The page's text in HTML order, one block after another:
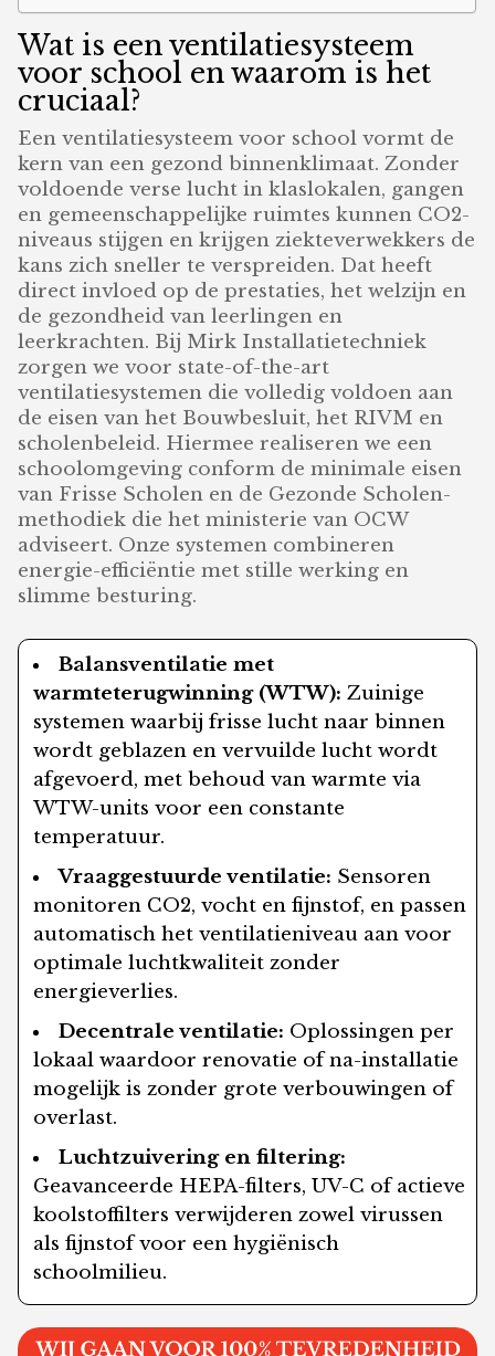
Wat is een ventilatiesysteem
voor school en waarom is het
cruciaal?
Een ventilatiesysteem voor school vormt de
kern van een gezond binnenklimaat. Zonder
voldoende verse lucht in klaslokalen, gangen
en gemeenschappelijke ruimtes kunnen CO2-
niveaus stijgen en krijgen ziekteverwekkers de
kans zich sneller te verspreiden. Dat heeft
direct invloed op de prestaties, het welzijn en
de gezondheid van leerlingen en
leerkrachten. Bij Mirk Installatietechniek
zorgen we voor state-of-the-art
ventilatiesystemen die volledig voldoen aan
de eisen van het Bouwbesluit, het RIVM en
scholenbeleid. Hiermee realiseren we een
schoolomgeving conform de minimale eisen
van Frisse Scholen en de Gezonde Scholen-
methodiek die het ministerie van OCW
adviseert. Onze systemen combineren
energie-efficiëntie met stille werking en
slimme besturing.
Balansventilatie met
warmteterugwinning (WTW): Zuinige
systemen waarbij frisse lucht naar binnen
wordt geblazen en vervuilde lucht wordt
afgevoerd, met behoud van warmte via
WTW-units voor een constante
temperatuur.
Vraaggestuurde ventilatie: Sensoren
monitoren CO2, vocht en fijnstof, en passen
automatisch het ventilatieniveau aan voor
optimale luchtkwaliteit zonder
energieverlies.
Decentrale ventilatie: Oplossingen per
lokaal waardoor renovatie of na-installatie
mogelijk is zonder grote verbouwingen of
overlast.
Luchtzuivering en filtering:
Geavanceerde HEPA-filters, UV-C of actieve
koolstoffilters verwijderen zowel virussen
als fijnstof voor een hygiënisch
schoolmilieu.